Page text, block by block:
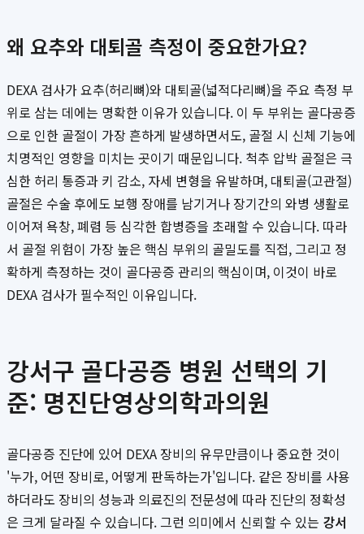
왜 요추와 대퇴골 측정이 중요한가요?
DEXA 검사가 요추(허리뼈)와 대퇴골(넓적다리뼈)을 주요 측정 부
위로 삼는 데에는 명확한 이유가 있습니다. 이 두 부위는 골다공증
으로 인한 골절이 가장 흔하게 발생하면서도, 골절 시 신체 기능에
치명적인 영향을 미치는 곳이기 때문입니다. 척추 압박 골절은 극
심한 허리 통증과 키 감소, 자세 변형을 유발하며, 대퇴골(고관절)
골절은 수술 후에도 보행 장애를 남기거나 장기간의 와병 생활로
이어져 욕창, 폐렴 등 심각한 합병증을 초래할 수 있습니다. 따라
서 골절 위험이 가장 높은 핵심 부위의 골밀도를 직접, 그리고 정
확하게 측정하는 것이 골다공증 관리의 핵심이며, 이것이 바로
DEXA 검사가 필수적인 이유입니다.
강서구 골다공증 병원 선택의 기
준: 명진단영상의학과의원
골다공증 진단에 있어 DEXA 장비의 유무만큼이나 중요한 것이
'누가, 어떤 장비로, 어떻게 판독하는가'입니다. 같은 장비를 사용
하더라도 장비의 성능과 의료진의 전문성에 따라 진단의 정확성
은 크게 달라질 수 있습니다. 그런 의미에서 신뢰할 수 있는 강서